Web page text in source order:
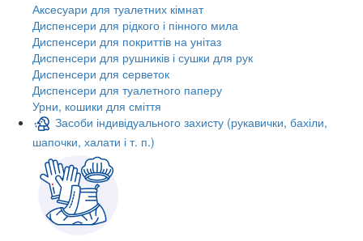
Аксесуари для туалетних кімнат
Диспенсери для рідкого і пінного мила
Диспенсери для покриттів на унітаз
Диспенсери для рушників і сушки для рук
Диспенсери для серветок
Диспенсери для туалетного паперу
Урни, кошики для сміття
Засоби індивідуального захисту (рукавички, бахіли,
шапочки, халати і т. п.)